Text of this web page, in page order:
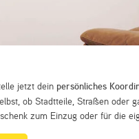
jetzt dein persönliches
ob Stadtteile, Straßen oder
zum Einzug oder für die